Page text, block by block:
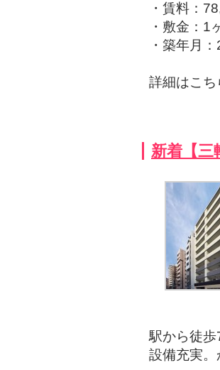
・賃料：
・敷金：
・築年月
詳細はこ
新着【
駅から徒
設備充実